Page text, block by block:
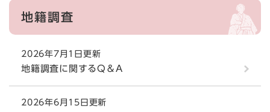
地籍調査
2026年7月1日更新
地籍調査に関するQ＆A
2026年6月15日更新